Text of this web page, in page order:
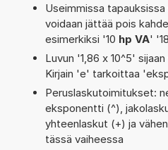
Useimmissa
voidaan jättää pois
esimerkiksi '10 hp VA'
Luvun '1,86 x 10^5'
Kirjain 'e' tarkoittaa
Peruslaskutoimitukset:
eksponentti (^),
yhteenlaskut (+) ja
tässä vaiheessa